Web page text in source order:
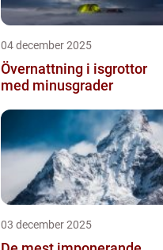
04 december 2025
Övernattning i isgrottor
med minusgrader
03 december 2025